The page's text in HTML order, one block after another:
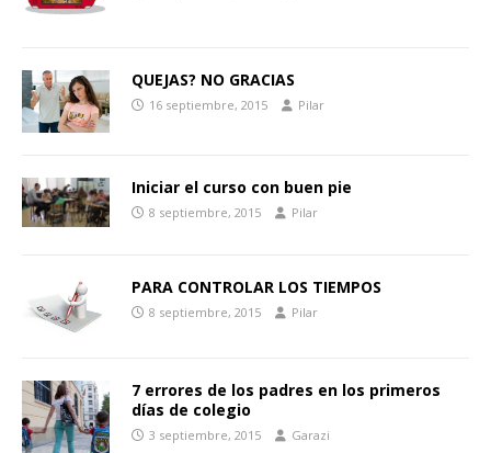
QUEJAS? NO GRACIAS
16 septiembre, 2015 Pilar
Iniciar el curso con buen pie
8 septiembre, 2015 Pilar
PARA CONTROLAR LOS TIEMPOS
8 septiembre, 2015 Pilar
7 errores de los padres en los primeros
días de colegio
3 septiembre, 2015 Garazi